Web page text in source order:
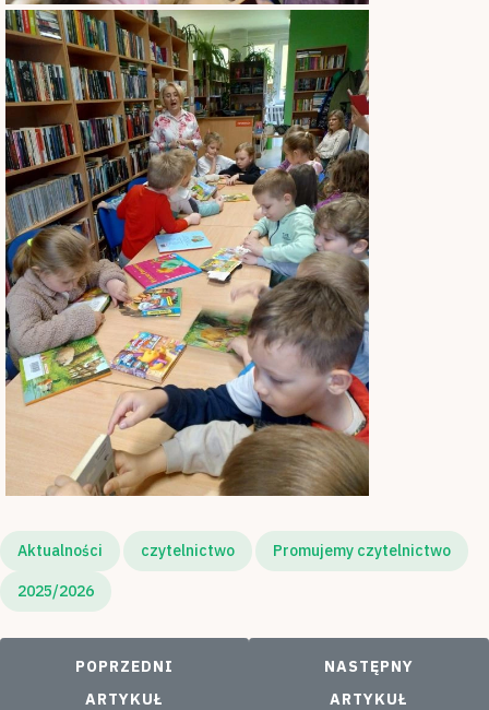
Aktualności czytelnictwo Promujemy czytelnictwo
2025/2026
POPRZEDNI ARTYKUŁ: DZIECI Z GRUPY
POPRZEDNI
ARTYKUŁ
NASTĘPNY
NASTĘPNY
ARTYKUŁ